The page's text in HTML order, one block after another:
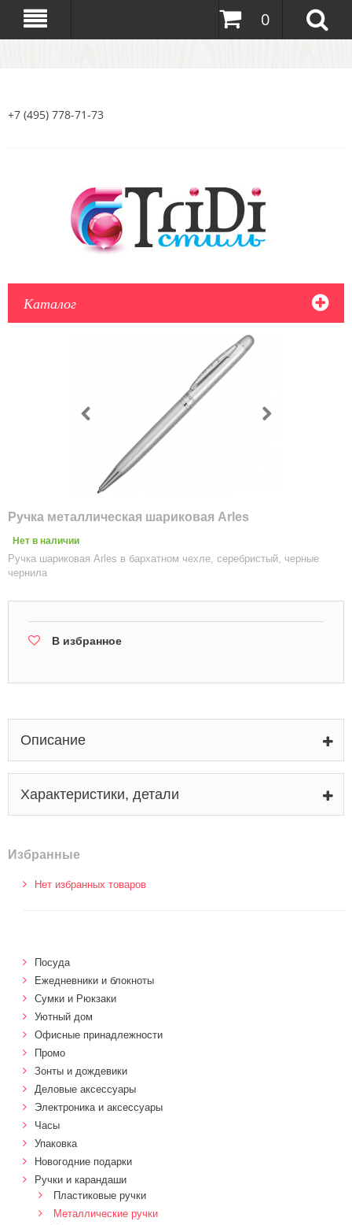
0
+7 (495) 778-71-73
Каталог
Ручка металлическая шариковая Arles
Нет в наличии
Ручка шариковая Arles в бархатном чехле, серебристый, черные
чернила
В избранное
Описание
Характеристики, детали
Избранные
Нет избранных товаров
Посуда
Ежедневники и блокноты
Сумки и Рюкзаки
Уютный дом
Офисные принадлежности
Промо
Зонты и дождевики
Деловые аксессуары
Электроника и аксессуары
Часы
Упаковка
Новогодние подарки
Ручки и карандаши
Пластиковые ручки
Металлические ручки